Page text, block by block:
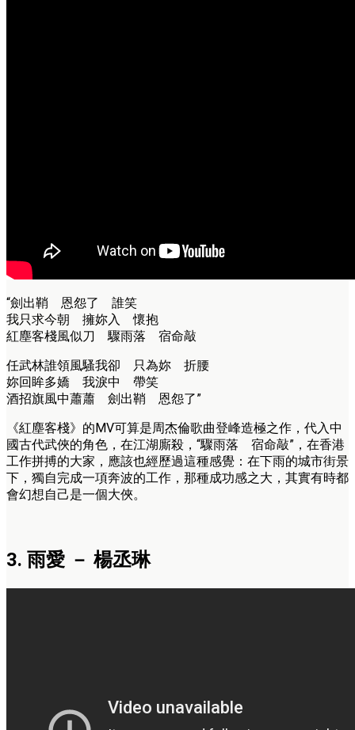
“劍出鞘 恩怨了 誰笑
我只求今朝 擁妳入 懷抱
紅塵客棧風似刀 驟雨落 宿命敲
任武林誰領風騷我卻 只為妳 折腰
妳回眸多嬌 我淚中 帶笑
酒招旗風中蕭蕭 劍出鞘 恩怨了”
《紅塵客棧》的MV可算是周杰倫歌曲登峰造極之作，代入中
國古代武俠的角色，在江湖廝殺，“驟雨落 宿命敲”，在香港
工作拼搏的大家，應該也經歷過這種感覺：在下雨的城市街景
下，獨自完成一項奔波的工作，那種成功感之大，其實有時都
會幻想自己是一個大俠。
3. 雨愛 － 楊丞琳